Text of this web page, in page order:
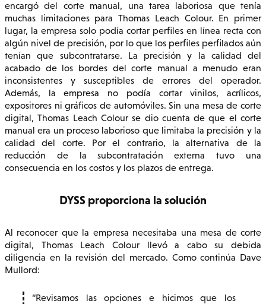
encargó del corte manual, una tarea laboriosa que tenía
muchas limitaciones para Thomas Leach Colour. En primer
lugar, la empresa solo podía cortar perfiles en línea recta con
algún nivel de precisión, por lo que los perfiles perfilados aún
tenían que subcontratarse. La precisión y la calidad del
acabado de los bordes del corte manual a menudo eran
inconsistentes y susceptibles de errores del operador.
Además, la empresa no podía cortar vinilos, acrílicos,
expositores ni gráficos de automóviles. Sin una mesa de corte
digital, Thomas Leach Colour se dio cuenta de que el corte
manual era un proceso laborioso que limitaba la precisión y la
calidad del corte. Por el contrario, la alternativa de la
reducción de la subcontratación externa tuvo una
consecuencia en los costos y los plazos de entrega.
DYSS proporciona la solución
Al reconocer que la empresa necesitaba una mesa de corte
digital, Thomas Leach Colour llevó a cabo su debida
diligencia en la revisión del mercado. Como continúa Dave
Mullord:
Revisamos las opciones e hicimos que los